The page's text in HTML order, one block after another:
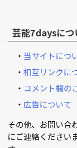
芸能7daysにつ
・ 当サイトにつ
・ 相互リンクに
・ コメント欄の
・ 広告について
その他、お問い合
にご連絡ください